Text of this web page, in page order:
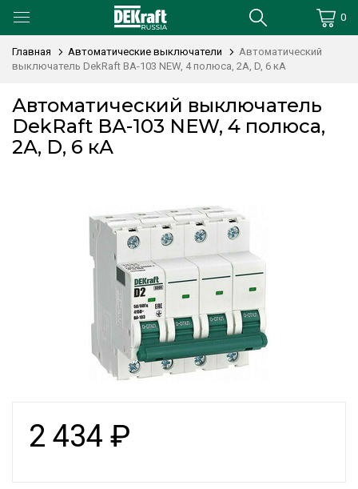
0
Главная Автоматические выключатели
Автоматический
выключатель DekRaft ВА-103 NEW, 4 полюса, 2А, D, 6 кА
Автоматический выключатель
DekRaft ВА-103 NEW, 4 полюса,
2А, D, 6 кА
2 434 ₽